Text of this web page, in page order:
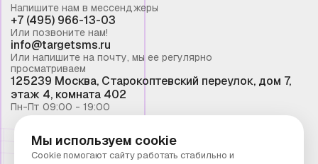
Напишите нам в мессенджеры
+7 (495) 966-13-03
Или позвоните нам!
info@targetsms.ru
Или напишите на почту, мы ее регулярно
просматриваем
125239 Москва, Старокоптевский переулок, дом 7,
этаж 4, комната 402
Пн-Пт 09:00 - 19:00
Смс рассылка 2026 ©
Мы используем cookie
Cookie помогают сайту работать стабильно и